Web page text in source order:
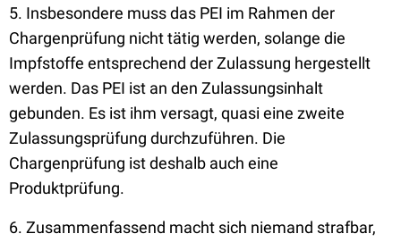
5. Insbesondere muss das PEI im Rahmen der
Chargenprüfung nicht tätig werden, solange die
Impfstoffe entsprechend der Zulassung hergestellt
werden. Das PEI ist an den Zulassungsinhalt
gebunden. Es ist ihm versagt, quasi eine zweite
Zulassungsprüfung durchzuführen. Die
Chargenprüfung ist deshalb auch eine
Produktprüfung.
6. Zusammenfassend macht sich niemand strafbar,